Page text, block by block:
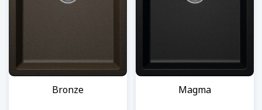
Bronze Magma